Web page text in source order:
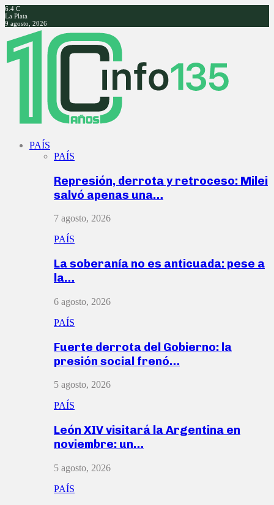
6.4 C
La Plata
9 agosto, 2026
Facebook
Twitter
Instagram
Youtube
PAÍS
PAÍS
Represión, derrota y retroceso: Milei
salvó apenas una…
7 agosto, 2026
PAÍS
La soberanía no es anticuada: pese a
la…
6 agosto, 2026
PAÍS
Fuerte derrota del Gobierno: la
presión social frenó…
5 agosto, 2026
PAÍS
León XIV visitará la Argentina en
noviembre: un…
5 agosto, 2026
PAÍS